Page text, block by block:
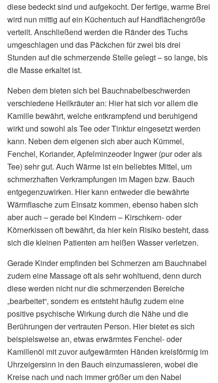
diese bedeckt sind und aufgekocht. Der fertige, warme Brei
wird nun mittig auf ein Küchentuch auf Handflächengröße
verteilt. Anschließend werden die Ränder des Tuchs
umgeschlagen und das Päckchen für zwei bis drei
Stunden auf die schmerzende Stelle gelegt – so lange, bis
die Masse erkaltet ist.
Neben dem bieten sich bei Bauchnabelbeschwerden
verschiedene Heilkräuter an: Hier hat sich vor allem die
Kamille bewährt, welche entkrampfend und beruhigend
wirkt und sowohl als Tee oder Tinktur eingesetzt werden
kann. Neben dem eigenen sich aber auch Kümmel,
Fenchel, Koriander, Apfelminzeoder Ingwer (pur oder als
Tee) sehr gut. Auch Wärme ist ein beliebtes Mittel, um
schmerzhaften Verkrampfungen im Magen bzw. Bauch
entgegenzuwirken. Hier kann entweder die bewährte
Wärmflasche zum Einsatz kommen, ebenso haben sich
aber auch – gerade bei Kindern – Kirschkern- oder
Körnerkissen oft bewährt, da hier kein Risiko besteht, dass
sich die kleinen Patienten am heißen Wasser verletzen.
Gerade Kinder empfinden bei Schmerzen am Bauchnabel
zudem eine Massage oft als sehr wohltuend, denn durch
diese werden nicht nur die schmerzenden Bereiche
„bearbeitet“, sondern es entsteht häufig zudem eine
positive psychische Wirkung durch die Nähe und die
Berührungen der vertrauten Person. Hier bietet es sich
beispielsweise an, etwas erwärmtes Fenchel- oder
Kamillenöl mit zuvor aufgewärmten Händen kreisförmig im
Uhrzeigersinn in den Bauch einzumassieren, wobei die
Kreise nach und nach immer größer um den Nabel